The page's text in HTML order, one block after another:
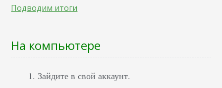
Подводим итоги
На компьютере
Зайдите в свой аккаунт.